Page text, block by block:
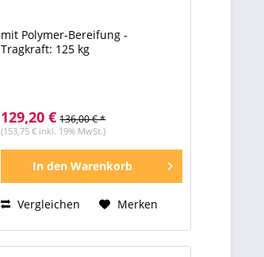
mit Polymer-Bereifung -
Tragkraft: 125 kg
129,20 € 136,00 € *
(153,75 € inkl. 19% MwSt.)
In den Warenkorb
Vergleichen Merken